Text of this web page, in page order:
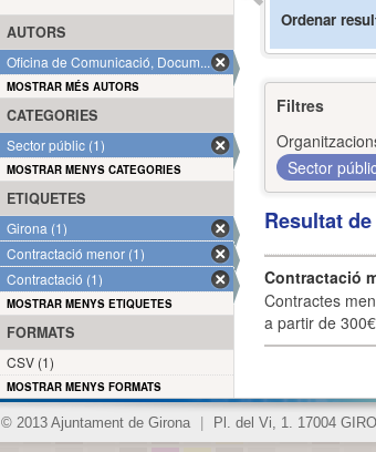
Ordenar
Filtres
Sector
Resultat
Contractació
Contractes
a partir de
AUTORS
Oficina de Comunicació, Docum... (1)
MOSTRAR MÉS AUTORS
CATEGORIES
Sector públic (1)
MOSTRAR MENYS CATEGORIES
ETIQUETES
Girona (1)
Contractació menor (1)
Contractació (1)
MOSTRAR MENYS ETIQUETES
FORMATS
CSV (1)
MOSTRAR MENYS FORMATS
© 2013 Ajuntament de Girona Pl. del Vi, 1. 17004